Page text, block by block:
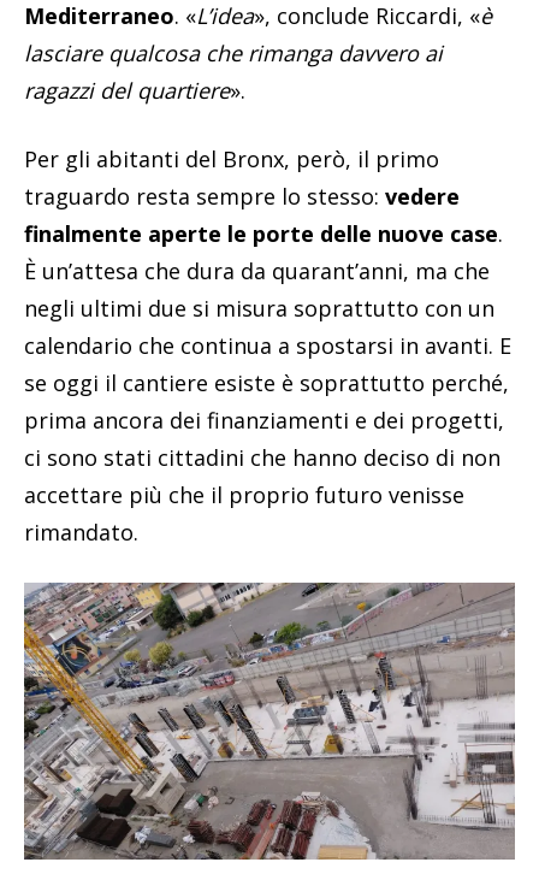
Mediterraneo. «L’idea», conclude Riccardi, «è
lasciare qualcosa che rimanga davvero ai
ragazzi del quartiere».
Per gli abitanti del Bronx, però, il primo
traguardo resta sempre lo stesso: vedere
finalmente aperte le porte delle nuove case.
È un’attesa che dura da quarant’anni, ma che
negli ultimi due si misura soprattutto con un
calendario che continua a spostarsi in avanti. E
se oggi il cantiere esiste è soprattutto perché,
prima ancora dei finanziamenti e dei progetti,
ci sono stati cittadini che hanno deciso di non
accettare più che il proprio futuro venisse
rimandato.